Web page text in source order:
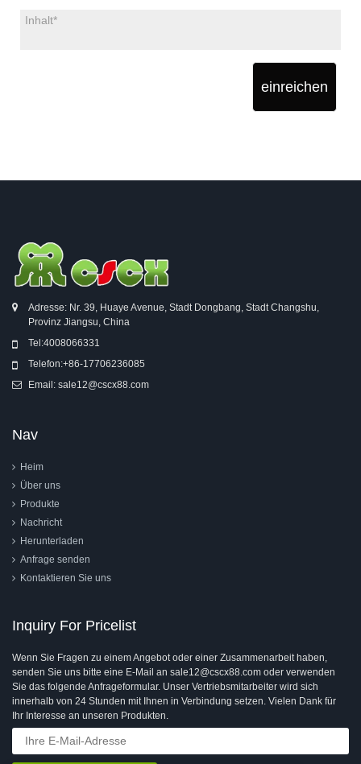
einreichen
Adresse: Nr. 39, Huaye Avenue, Stadt Dongbang, Stadt Changshu,
Provinz Jiangsu, China
Tel:4008066331
Telefon:+86-17706236085
Email: sale12@cscx88.com
Nav
Heim
Über uns
Produkte
Nachricht
Herunterladen
Anfrage senden
Kontaktieren Sie uns
Inquiry For Pricelist
Wenn Sie Fragen zu einem Angebot oder einer Zusammenarbeit haben,
senden Sie uns bitte eine E-Mail an sale12@cscx88.com oder verwenden
Sie das folgende Anfrageformular. Unser Vertriebsmitarbeiter wird sich
innerhalb von 24 Stunden mit Ihnen in Verbindung setzen. Vielen Dank für
Ihr Interesse an unseren Produkten.